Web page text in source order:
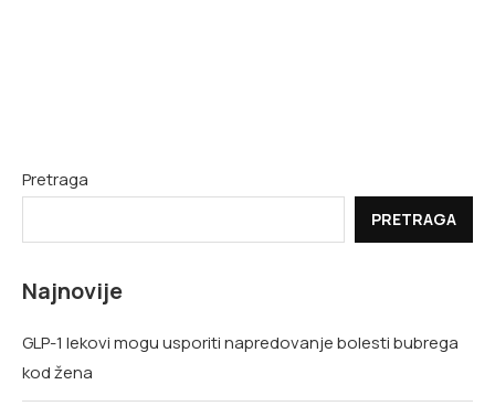
Pretraga
PRETRAGA
Najnovije
GLP-1 lekovi mogu usporiti napredovanje bolesti bubrega
kod žena